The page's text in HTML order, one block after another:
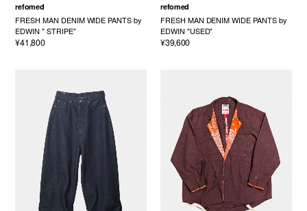
refomed
FRESH MAN DENIM WIDE PANTS by
EDWIN " STRIPE"
¥41,800
refomed
FRESH MAN DENIM WIDE PANTS by
EDWIN "USED"
¥39,600